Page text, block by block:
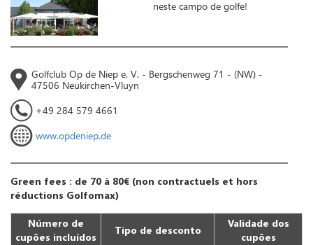
neste campo de golfe!
Golfclub Op de Niep e. V. - Bergschenweg 71 - (NW) -
47506 Neukirchen-Vluyn
+49 284 579 4661
www.opdeniep.de
Green fees : de 70 à 80€ (non contractuels et hors
réductions Golfomax)
Número de
cupões incluídos
Tipo de desconto
Validade dos
cupões